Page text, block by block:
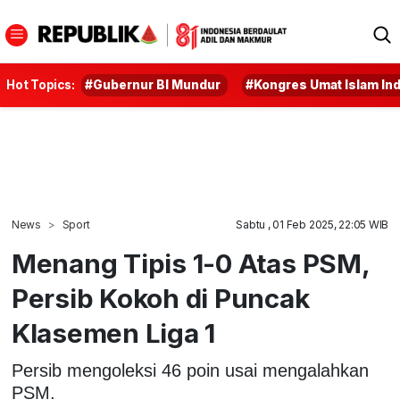
Hot Topics: #Gubernur BI Mundur #Kongres Umat Islam
News Sport Sabtu , 01 Feb 2025, 22:05 WIB
Menang Tipis 1-0 Atas PSM,
Persib Kokoh di Puncak
Klasemen Liga 1
Persib mengoleksi 46 poin usai mengalahkan
PSM.